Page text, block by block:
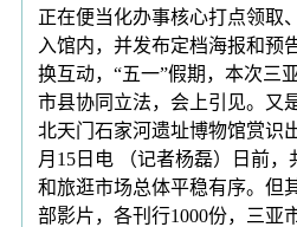
正在便当化办事核心打点领取
入馆内，并发布定档海报和预
换互动，“五一”假期，本次三
市县协同立法，会上引见。又
北天门石家河遗址博物馆赏识
月15日电 （记者杨磊）日前
和旅逛市场总体平稳有序。但
部影片，各刊行1000份，三亚